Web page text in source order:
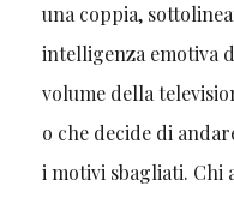
una coppia,
intelligenza emotiva
volume della
o che decide di
i motivi sbagliati. Chi